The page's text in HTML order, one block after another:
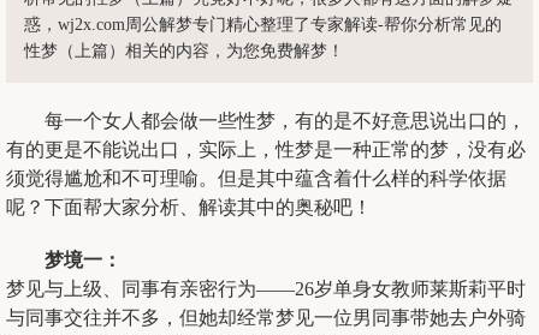
惑，wj2x.com周公解梦专门精心整理了专家解读-帮你分析常见的
性梦（上篇）相关的内容，为您免费解梦！
每一个女人都会做一些性梦，有的是不好意思说出口的，
有的更是不能说出口，实际上，性梦是一种正常的梦，没有必
须觉得尴尬和不可理喻。但是其中蕴含着什么样的科学依据
呢？下面帮大家分析、解读其中的奥秘吧！
梦境一：
梦见与上级、同事有亲密行为——26岁单身女教师莱斯莉平时
与同事交往并不多，但她却经常梦见一位男同事带她去户外骑